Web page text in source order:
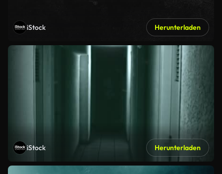
iStock Herunterladen
iStock Herunterladen